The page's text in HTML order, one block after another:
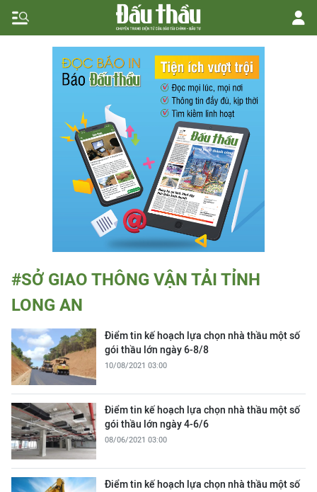
#SỞ GIAO THÔNG VẬN TẢI TỈNH
LONG AN
Điểm tin kế hoạch lựa chọn nhà thầu một số
gói thầu lớn ngày 6-8/8
10/08/2021 03:00
Điểm tin kế hoạch lựa chọn nhà thầu một số
gói thầu lớn ngày 4-6/6
08/06/2021 03:00
Điểm tin kế hoạch lựa chọn nhà thầu một số